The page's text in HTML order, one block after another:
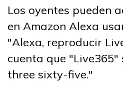
Los oyentes pueden
en Amazon Alexa
"Alexa, reproducir
cuenta que
three sixty-five."